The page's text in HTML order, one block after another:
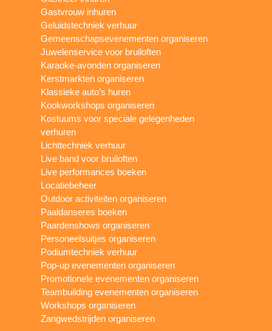
Gastvrouw inhuren
Geluidstechniek verhuur
Gemeenschapsevenementen organiseren
Juwelenservice voor bruiloften
Karaoke-avonden organiseren
Kerstmarkten organiseren
Klassieke auto’s huren
Kookworkshops organiseren
Kostuums voor speciale gelegenheden
verhuren
Lichttechniek verhuur
Live band voor bruiloften
Live performances boeken
Locatiebeheer
Outdoor activiteiten organiseren
Paaldanseres boeken
Paardenshows organiseren
Personeelsuitjes organiseren
Podiumtechniek verhuur
Pop-up evenementen organiseren
Promotionele evenementen organiseren
Teambuilding evenementen organiseren
Workshops organiseren
Zangwedstrijden organiseren